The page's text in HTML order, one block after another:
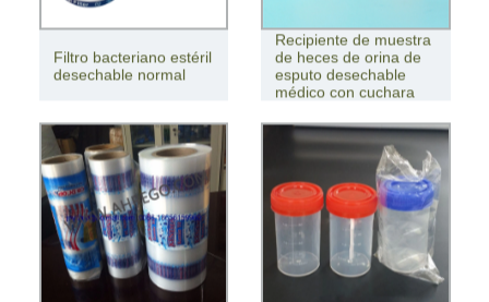
Filtro bacteriano estéril
desechable normal
Recipiente de muestra
de heces de orina de
esputo desechable
médico con cuchara